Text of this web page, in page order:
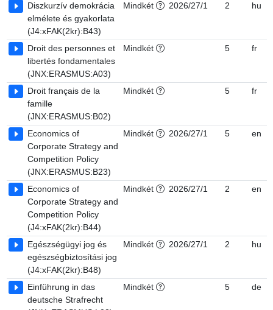
Diszkurzív demokrácia
elmélete és gyakorlata
(J4:xFAK(2kr):B43)
Mindkét 2026/27/1 2 hu
Droit des personnes et
libertés fondamentales
(JNX:ERASMUS:A03)
Mindkét 5 fr
Droit français de la
famille
(JNX:ERASMUS:B02)
Mindkét 5 fr
Economics of
Corporate Strategy and
Competition Policy
(JNX:ERASMUS:B23)
Mindkét 2026/27/1 5 en
Economics of
Corporate Strategy and
Competition Policy
(J4:xFAK(2kr):B44)
Mindkét 2026/27/1 2 en
Egészségügyi jog és
egészségbiztosítási jog
(J4:xFAK(2kr):B48)
Mindkét 2026/27/1 2 hu
Einführung in das
deutsche Strafrecht
Mindkét 5 de